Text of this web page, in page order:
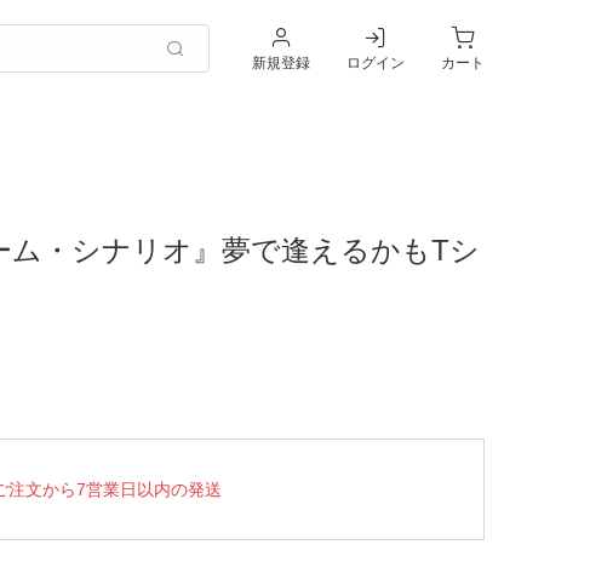
新規登録 ログイン カート
ム・シナリオ』夢で逢えるかもTシ
注文から7営業日以内の発送